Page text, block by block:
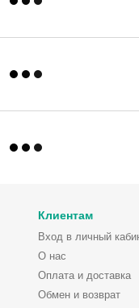
Клиентам
Вход в личный
О нас
Оплата и доставка
Обмен и возврат